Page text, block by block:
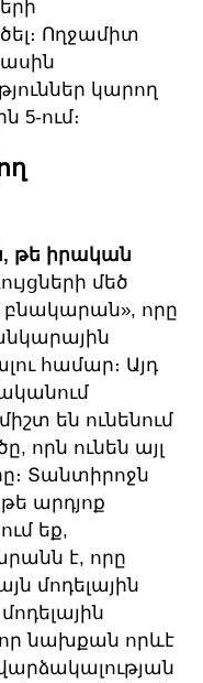
Ողջամիտ
կարող
5-ում։
թե իրական
մեծ
բնակարան», որը
համար։ Այդ
են ունենում
որն ունեն այլ
Տանտիրոջն
արդյոք
եք,
է, որը
մոդելային
նախքան որևէ